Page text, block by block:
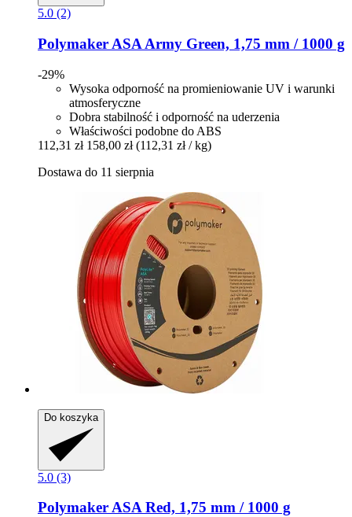
5.0 (2)
Polymaker ASA Army Green, 1,75 mm / 1000 g
-29%
Wysoka odporność na promieniowanie UV i warunki
atmosferyczne
Dobra stabilność i odporność na uderzenia
Właściwości podobne do ABS
112,31 zł 158,00 zł (112,31 zł / kg)
Dostawa do 11 sierpnia
Do koszyka
5.0 (3)
PolymakerASA Red, 1,75 mm / 1000 g